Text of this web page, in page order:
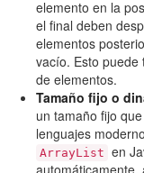
elemento en la
el final deben
elementos
vacío. Esto puede
de elementos.
Tamaño fijo o
un tamaño fijo
lenguajes
ArrayList en